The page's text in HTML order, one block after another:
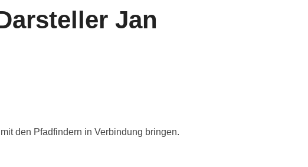
Jan
den Pfadfindern in Verbindung bringen.